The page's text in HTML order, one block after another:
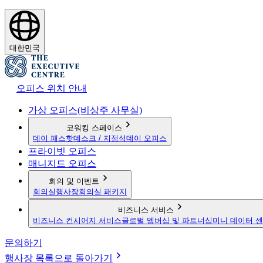
대한민국
오피스 위치 안내
가상 오피스(비상주 사무실)
코워킹 스페이스
데이 패스핫데스크 / 지정석데이 오피스
프라이빗 오피스
매니지드 오피스
회의 및 이벤트
회의실행사장회의실 패키지
비즈니스 서비스
비즈니스 컨시어지 서비스글로벌 멤버십 및 파트너십 미니 데이터
문의하기
행사장 목록으로 돌아가기